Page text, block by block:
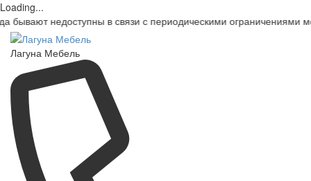
Loading...
в связи с периодическими ограничениями мобильных
Лагуна Мебель